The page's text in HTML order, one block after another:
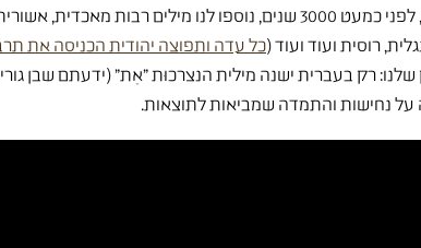
העתיקות ששרדו עד היום. מאז שהתחילו לדבר בעברית, לפני כמעט 3000
רוסית ועוד ועוד (כל עדה ותפוצה יהודית הכניסה את
רק בעברית ישנה מילית הנצרכוּת "אֶת" (ידעתם שבן
נחישות והתמדה שמביאות לתוצאות.